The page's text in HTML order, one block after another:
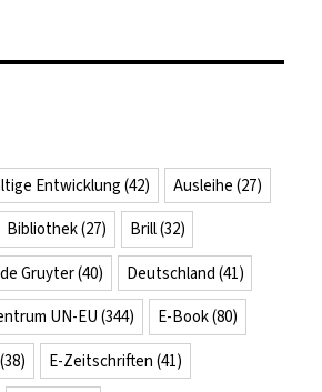
Entwicklung (42) Ausleihe (27)
Bibliothek(27) Brill(32)
de Gruyter(40) Deutschland (41)
UN-EU (344) E-Book(80)
(38) E-Zeitschriften (41)